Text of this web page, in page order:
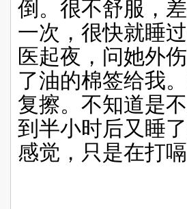
倒。很不舒服，
一次，很快就睡
医起夜，问她外
了油的棉签给我
复擦。不知道是
到半小时后又睡
感觉，只是在打